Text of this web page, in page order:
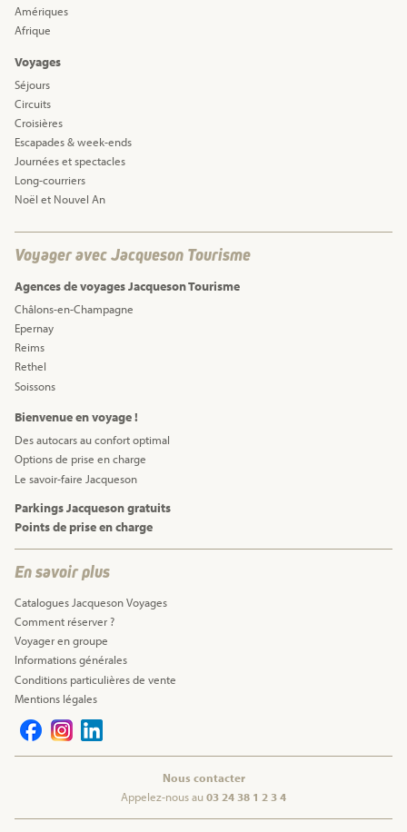
Amériques
Afrique
Voyages
Séjours
Circuits
Croisières
Escapades & week-ends
Journées et spectacles
Long-courriers
Noël et Nouvel An
Voyager avec Jacqueson Tourisme
Agences de voyages Jacqueson Tourisme
Châlons-en-Champagne
Epernay
Reims
Rethel
Soissons
Bienvenue en voyage !
Des autocars au confort optimal
Options de prise en charge
Le savoir-faire Jacqueson
Parkings Jacqueson gratuits
Points de prise en charge
En savoir plus
Catalogues Jacqueson Voyages
Comment réserver ?
Voyager en groupe
Informations générales
Conditions particulières de vente
Mentions légales
Nous contacter
Appelez-nous au 03 24 38 1 2 3 4